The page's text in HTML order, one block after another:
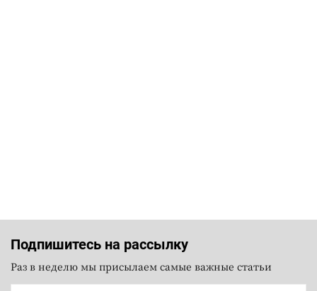
Подпишитесь на рассылку
Раз в неделю мы присылаем самые важные статьи